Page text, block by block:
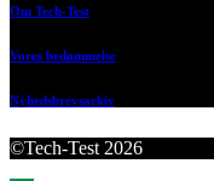
Om Tech-Test
Vores bedømmelse
Nyhedsbrevsarkiv
©Tech-Test 2026